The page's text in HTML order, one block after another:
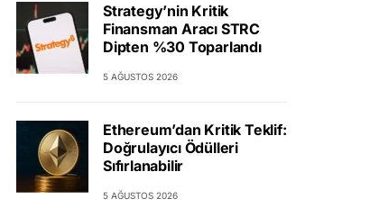
Strategy’nin Kritik
Finansman Aracı STRC
Dipten %30 Toparlandı
5 AĞUSTOS 2026
Ethereum’dan Kritik Teklif:
Doğrulayıcı Ödülleri
Sıfırlanabilir
5 AĞUSTOS 2026